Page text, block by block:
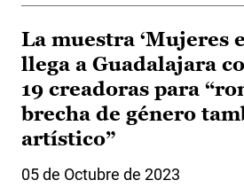
La muestra ‘Mujeres
llega a Guadalajara
19 creadoras para
brecha de género
artístico”
05 de Octubre de 2023